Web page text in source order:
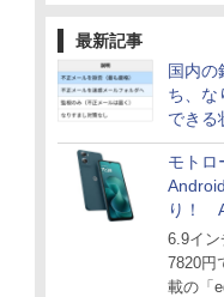
最新記事
国内の
ち、な
できる
にとど
セキュ
モトロ
り！
ル
6.9イ
7820円
載の「